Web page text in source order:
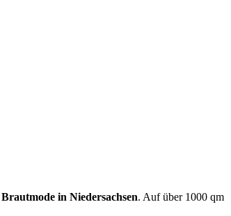
Brautmode in Niedersachsen. Auf über 1000 qm